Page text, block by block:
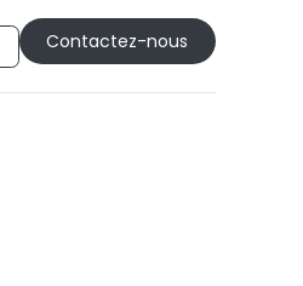
Cont​​actez-nous